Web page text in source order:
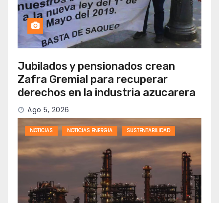
Jubilados y pensionados crean
Zafra Gremial para recuperar
derechos en la industria azucarera
Ago 5, 2026
NOTICIAS NOTICIAS ENERGIA SUSTENTABILIDAD